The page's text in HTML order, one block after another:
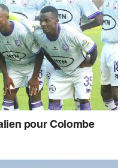
pour Colombe